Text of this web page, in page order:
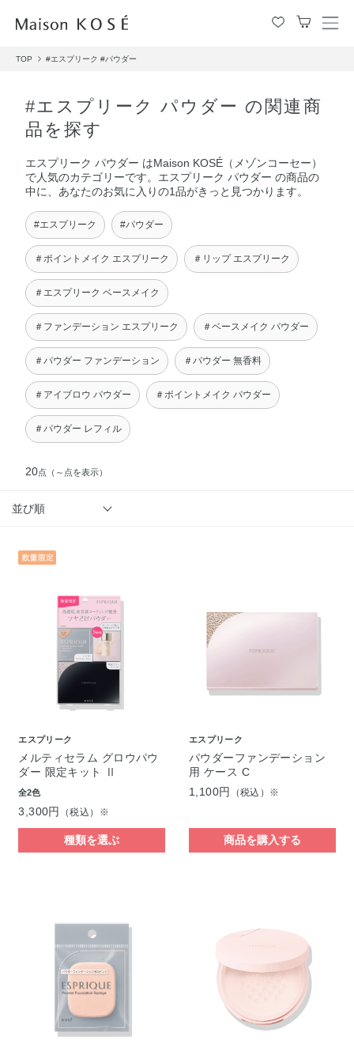
メ
TOP #エスプリーク #パウダー
#エスプリーク パウダー の関連商
品を探す
エスプリーク パウダー はMaison KOSÉ（メゾンコーセー）
で人気のカテゴリーです。エスプリーク パウダー の商品の
中に、あなたのお気に入りの1品がきっと見つかります。
#エスプリーク #パウダー
＃ポイントメイク エスプリーク ＃リップ エスプリーク
＃エスプリーク ベースメイク
＃ファンデーション エスプリーク ＃ベースメイク パウダー
＃パウダー ファンデーション ＃パウダー 無香料
＃アイブロウ パウダー ＃ポイントメイク パウダー
＃パウダー レフィル
20点 （～点を表示）
並び順
エスプリーク
メルティセラム グロウパウ
ダー 限定キット Ⅱ
全2色
3,300円 （税込）※
種類を選ぶ
エスプリーク
パウダーファンデーション
用 ケース C
1,100円
（税込）※
商品を購入する